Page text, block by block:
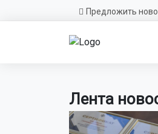
Предложить
Лента